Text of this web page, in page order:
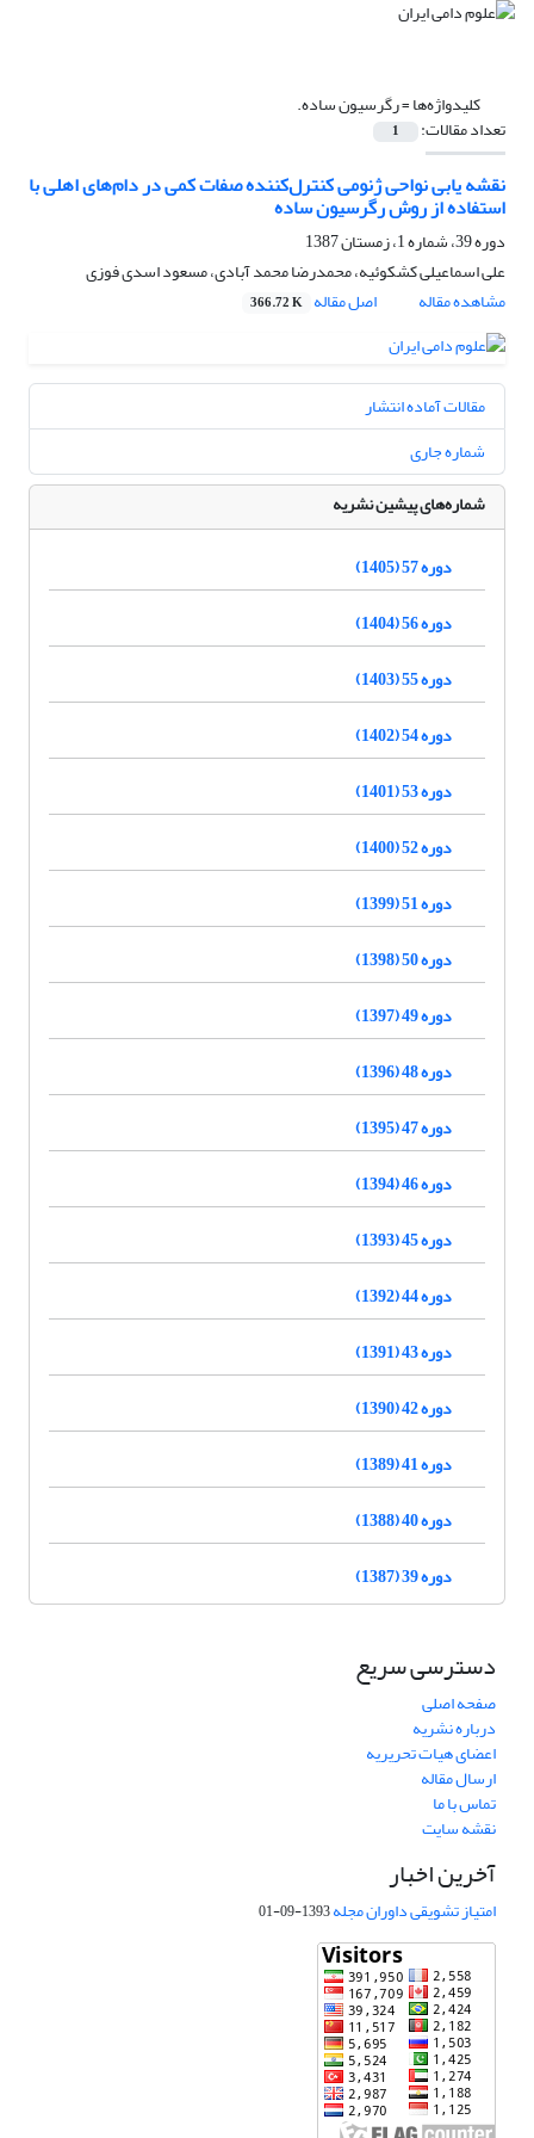
کلیدواژه‌ها =رگرسیون ساده.
تعداد مقالات: 1
نقشه یابی نواحی ژنومی کنترل‌کننده صفات کمی در دام‌های اهلی با
استفاده از روش رگرسیون ساده
دوره 39، شماره 1، زمستان 1387
علی اسماعیلی کشکوئیه، محمدرضا محمد آبادی، مسعود اسدی فوزی
مشاهده مقاله
اصل مقاله 366.72 K
مقالات آماده انتشار
شماره جاری
شماره‌های پیشین نشریه
دوره 57 (1405)
دوره 56 (1404)
دوره 55 (1403)
دوره 54 (1402)
دوره 53 (1401)
دوره 52 (1400)
دوره 51 (1399)
دوره 50 (1398)
دوره 49 (1397)
دوره 48 (1396)
دوره 47 (1395)
دوره 46 (1394)
دوره 45 (1393)
دوره 44 (1392)
دوره 43 (1391)
دوره 42 (1390)
دوره 41 (1389)
دوره 40 (1388)
دوره 39 (1387)
دسترسی سریع
صفحه اصلی
درباره نشریه
اعضای هیات تحریریه
ارسال مقاله
تماس با ما
نقشه سایت
آخرین اخبار
امتیاز تشویقی داوران مجله1393-09-01